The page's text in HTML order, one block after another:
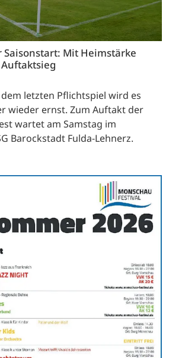
Saisonstart: Mit Heimstärke
dem letzten Pflichtspiel wird es
wieder ernst. Zum Auftakt der
wartet am Samstag im
Barockstadt Fulda-Lehnerz.